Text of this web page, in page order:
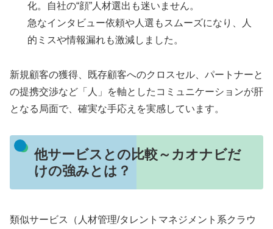
化。自社の“顔”人材選出も迷いません。
急なインタビュー依頼や人選もスムーズになり、人
的ミスや情報漏れも激減しました。
新規顧客の獲得、既存顧客へのクロスセル、パートナーと
の提携交渉など「人」を軸としたコミュニケーションが肝
となる局面で、確実な手応えを実感しています。
他サービスとの比較～カオナビだ
けの強みとは？
類似サービス（人材管理/タレントマネジメント系クラウ